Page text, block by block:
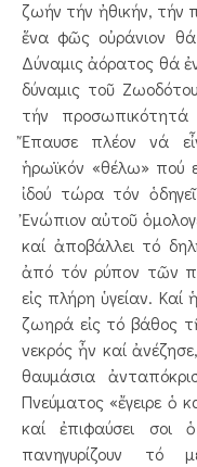
ζωήν τήν ἠθικήν, τήν
ἕνα φῶς οὐράνιον
Δύναμις ἀόρατος θά
δύναμις τοῦ
τήν προσωπικότητά
Ἔπαυσε πλέον νά
ἡρωϊκόν «θέλω» πού
ἰδού τώρα τόν
Ἐνώπιον αὐτοῦ
καί ἀποβάλλει τό
ἀπό τόν ρύπον τῶν
εἰς πλήρη ὑγείαν.
ζωηρά εἰς τό βάθος
νεκρός ἦν καί
θαυμάσια
Πνεύματος «ἔγειρε ὁ
καί ἐπιφαύσει σοι
πανηγυρίζουν τό